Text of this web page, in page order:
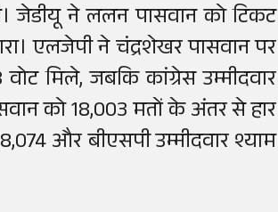
जेडीयू ने ललन पासवान को टिकट
एलजेपी ने चंद्रशेखर पासवान पर
मिले, जबकि कांग्रेस उम्मीदवार
को 18,003 मतों के अंतर से हार
और बीएसपी उम्मीदवार श्याम